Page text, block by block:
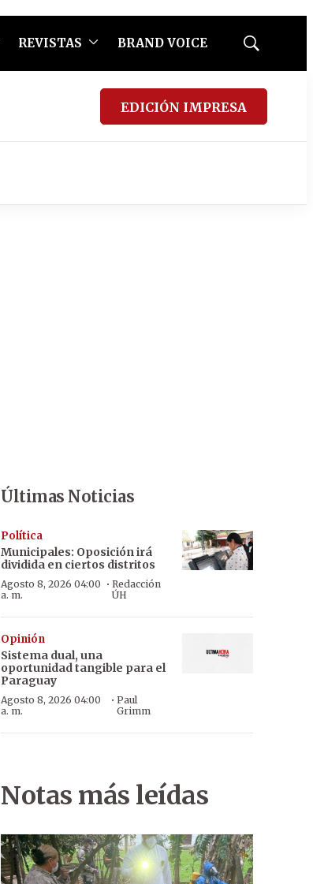
REVISTAS BRAND VOICE
Mostrar
EDICIÓN IMPRESA
Últimas Noticias
Política
Municipales: Oposición irá
dividida en ciertos distritos
Agosto 8, 2026 04:00
a. m.
· Redacción
ÚH
Opinión
Sistema dual, una
oportunidad tangible para el
Paraguay
Agosto 8, 2026 04:00
a. m.
·Paul
Grimm
Notas más leídas